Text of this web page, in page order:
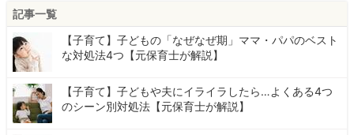
記事一覧
【子育て】子どもの「なぜなぜ期」ママ・パパのベスト
な対処法4つ【元保育士が解説】
【子育て】子どもや夫にイライラしたら…よくある4つ
のシーン別対処法【元保育士が解説】